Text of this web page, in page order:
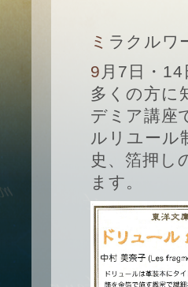
ミラクル
9月7日・14日・21日と3回にわけて、ルリユールをより
多くの方に
デミア講座
ルリユール
史、箔押し
ます。